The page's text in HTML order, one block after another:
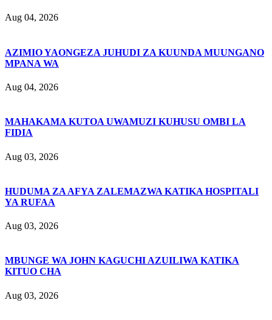
Aug 04, 2026
AZIMIO YAONGEZA JUHUDI ZA KUUNDA MUUNGANO
MPANA WA
Aug 04, 2026
MAHAKAMA KUTOA UWAMUZI KUHUSU OMBI LA
FIDIA
Aug 03, 2026
HUDUMA ZA AFYA ZALEMAZWA KATIKA HOSPITALI
YA RUFAA
Aug 03, 2026
MBUNGE WA JOHN KAGUCHI AZUILIWA KATIKA
KITUO CHA
Aug 03, 2026